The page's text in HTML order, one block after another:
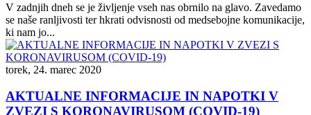
V zadnjih dneh se je življenje vseh nas obrnilo na glavo. Zavedamo
se naše ranljivosti ter hkrati odvisnosti od medsebojne komunikacije,
ki nam jo...
torek, 24. marec 2020
AKTUALNE INFORMACIJE IN NAPOTKI V
ZVEZI S KORONAVIRUSOM (COVID-19)